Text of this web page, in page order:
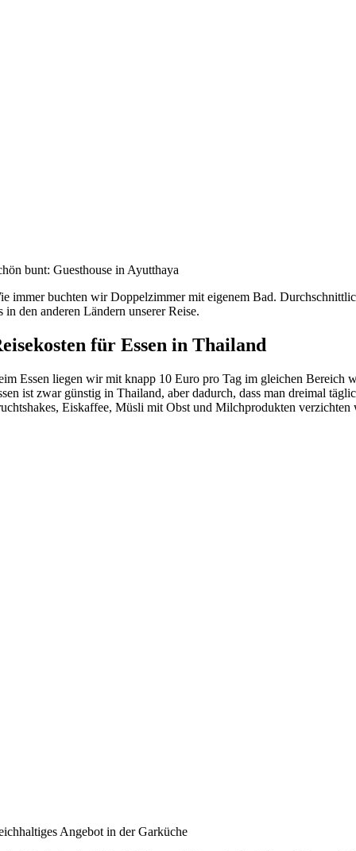
bunt: Guesthouse in Ayutthaya
immer buchten wir Doppelzimmer mit eigenem Bad.
in den anderen Ländern unserer Reise.
für Essen in Thailand
Essen liegen wir mit knapp 10 Euro pro Tag im gleichen Bereich
ist zwar günstig in Thailand, aber dadurch, dass man dreimal
Eiskaffee, Müsli mit Obst und Milchprodukten
Angebot in der Garküche